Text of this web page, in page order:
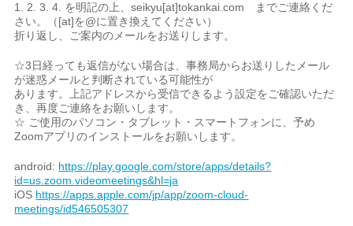
1. 2. 3. 4. を明記の上、seikyu[at]tokankai.com までご連絡くだ
さい。（[at]を@に置き換えてください）
折り返し、ご案内のメールをお送りします。
☆3日経っても返信がない場合は、事務局からお送りしたメール
が迷惑メールと判断されている可能性が
あります。上記アドレスから受信できるよう設定をご確認いただ
き、再度ご連絡をお願いします。
☆ ご使用のパソコン・タブレット・スマートフォンに、予め
Zoomアプリのインストールをお願いします。
android: https://play.google.com/store/apps/details?
id=us.zoom.videomeetings&hl=ja
iOS https://apps.apple.com/jp/app/zoom-cloud-
meetings/id546505307